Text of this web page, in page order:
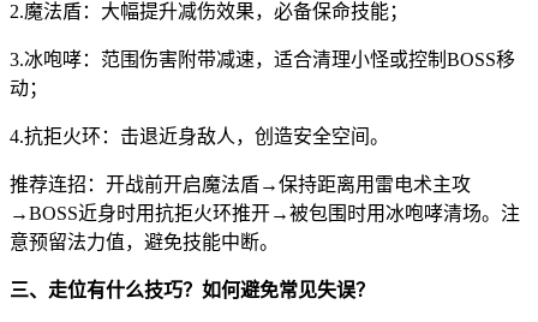
2.魔法盾：大幅提升减伤效果，必备保命技能；
3.冰咆哮：范围伤害附带减速，适合清理小怪或控制BOSS移
动；
4.抗拒火环：击退近身敌人，创造安全空间。
推荐连招：开战前开启魔法盾→保持距离用雷电术主攻
→BOSS近身时用抗拒火环推开→被包围时用冰咆哮清场。注
意预留法力值，避免技能中断。
三、走位有什么技巧？如何避免常见失误？